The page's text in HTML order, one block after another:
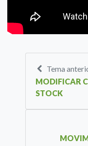
Tema
MODIFICAR
STOCK